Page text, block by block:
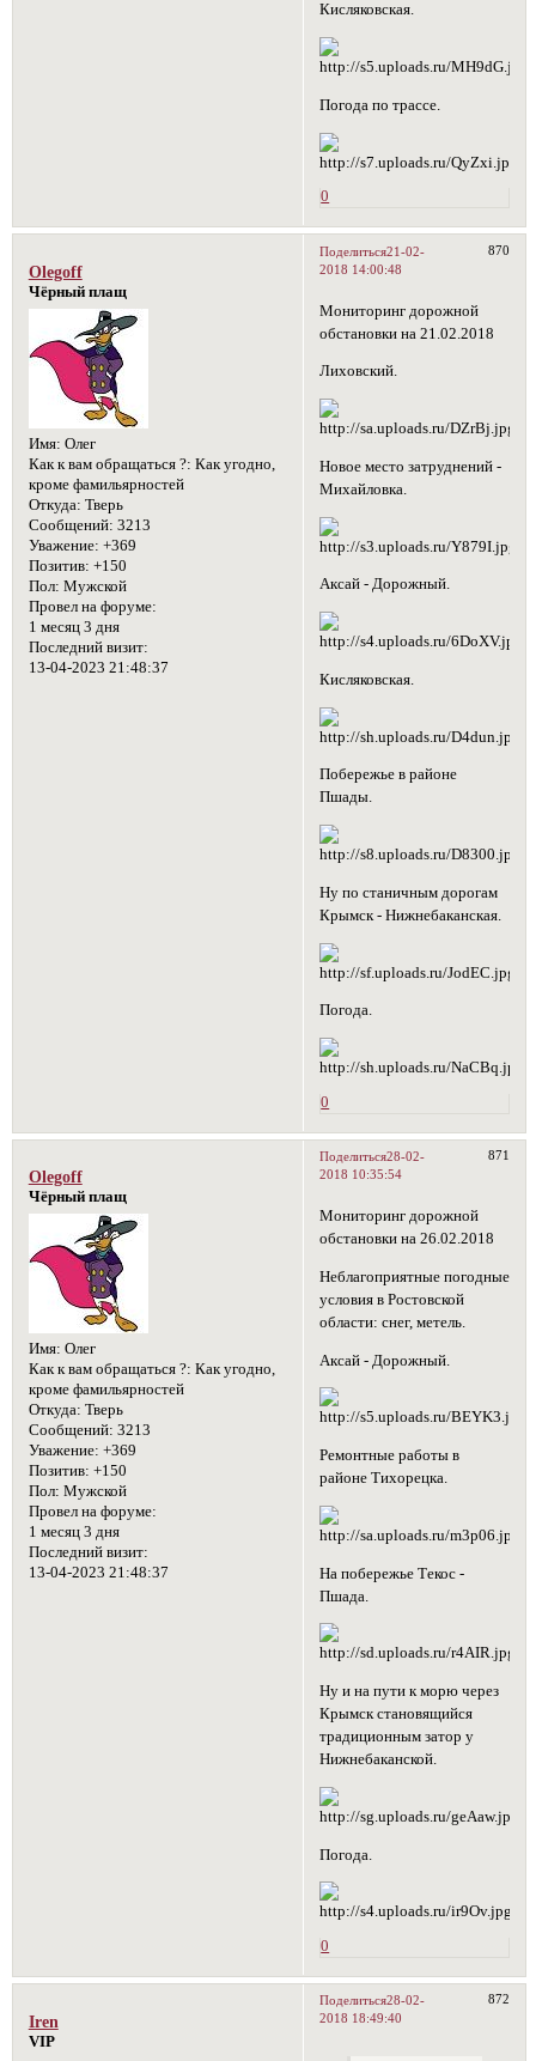
Кисляковская.
Погода по трассе.
0
Поделиться 870
21-02-
2018 14:00:48
Olegoff
Чёрный плащ
Имя: Олег
Как к вам обращаться ?: Как угодно,
кроме фамильярностей
Откуда: Тверь
Сообщений: 3213
Уважение: +369
Позитив: +150
Пол: Мужской
Провел на форуме:
1 месяц 3 дня
Последний визит:
13-04-2023 21:48:37
Мониторинг дорожной
обстановки на 21.02.2018
Лиховский.
Новое место затруднений -
Михайловка.
Аксай - Дорожный.
Кисляковская.
Побережье в районе
Пшады.
Ну по станичным дорогам
Крымск - Нижнебаканская.
Погода.
0
Поделиться 871
28-02-
2018 10:35:54
Olegoff
Чёрный плащ
Имя: Олег
Как к вам обращаться ?: Как угодно,
кроме фамильярностей
Откуда: Тверь
Сообщений: 3213
Уважение: +369
Позитив: +150
Пол: Мужской
Провел на форуме:
1 месяц 3 дня
Последний визит:
13-04-2023 21:48:37
Мониторинг дорожной
обстановки на 26.02.2018
Неблагоприятные погодные
условия в Ростовской
области: снег, метель.
Аксай - Дорожный.
Ремонтные работы в
районе Тихорецка.
На побережье Текос -
Пшада.
Ну и на пути к морю через
Крымск становящийся
традиционным затор у
Нижнебаканской.
Погода.
0
Поделиться 872
28-02-
2018 18:49:40
Iren
VIP